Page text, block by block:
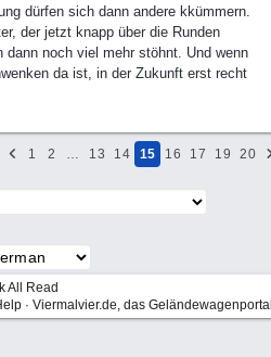
dürfen sich dann andere kkümmern.
der jetzt knapp über die Runden
dann noch viel mehr stöhnt. Und wenn
da ist, in der Zukunft erst recht
1 2 … 13 14 15 16 17 19
20
All Read
· Viermalvier.de, das